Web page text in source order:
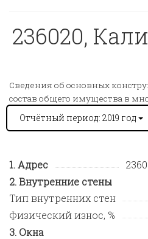
236020,
Сведения об основных
состав общего имущества в
Отчётный период: 2019 год
Адрес
Внутренние стены
Тип внутренних стен
Физический износ, %
Окна